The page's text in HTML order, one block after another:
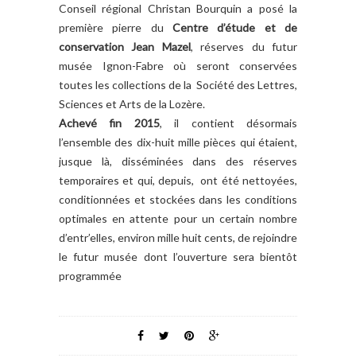
Conseil régional Christan Bourquin a posé la
première pierre du Centre d’étude et de
conservation Jean Mazel, réserves du futur
musée Ignon-Fabre où seront conservées
toutes les collections de la Société des Lettres,
Sciences et Arts de la Lozère.
Achevé fin 2015, il contient désormais
l’ensemble des dix-huit mille pièces qui étaient,
jusque là, disséminées dans des réserves
temporaires et qui, depuis, ont été nettoyées,
conditionnées et stockées dans les conditions
optimales en attente pour un certain nombre
d’entr’elles, environ mille huit cents, de rejoindre
le futur musée dont l’ouverture sera bientôt
programmée